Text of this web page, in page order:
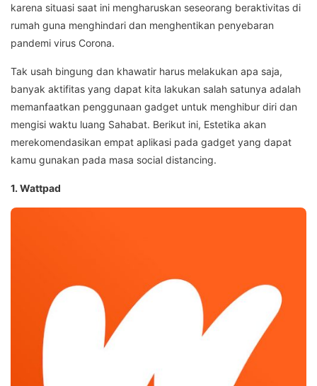
karena situasi saat ini mengharuskan seseorang beraktivitas di
rumah guna menghindari dan menghentikan penyebaran
pandemi virus Corona.
Tak usah bingung dan khawatir harus melakukan apa saja,
banyak aktifitas yang dapat kita lakukan salah satunya adalah
memanfaatkan penggunaan gadget untuk menghibur diri dan
mengisi waktu luang Sahabat. Berikut ini, Estetika akan
merekomendasikan empat aplikasi pada gadget yang dapat
kamu gunakan pada masa social distancing.
1. Wattpad